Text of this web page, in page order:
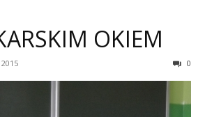
OKIEM
0